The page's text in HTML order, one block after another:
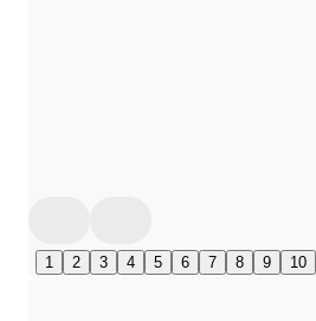
1 2 3 4 5 6 7 8 9 10